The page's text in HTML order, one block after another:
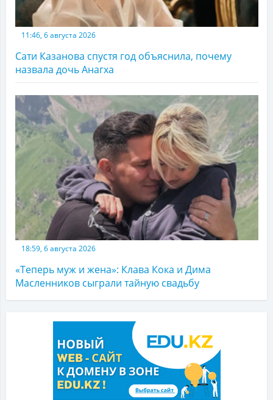
11:46, 6 августа 2026
Сати Казанова спустя год объяснила, почему
назвала дочь Анагха
18:59, 6 августа 2026
«Теперь муж и жена»: Клава Кока и Дима
Масленников сыграли тайную свадьбу